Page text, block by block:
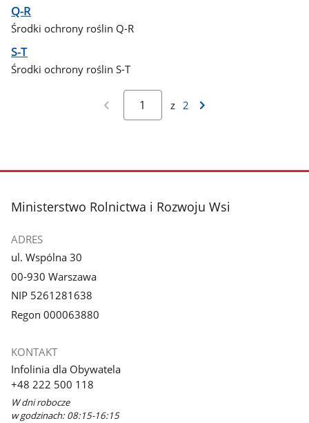
Q-R
Środki ochrony roślin Q-R
S-T
Środki ochrony roślin S-T
z 2
stopka
Ministerstwo Rolnictwa i Rozwoju Wsi
ADRES
ul. Wspólna 30
00-930 Warszawa
NIP 5261281638
Regon 000063880
KONTAKT
Infolinia dla Obywatela
+48 222 500 118
W dni robocze
w godzinach: 08:15-16:15